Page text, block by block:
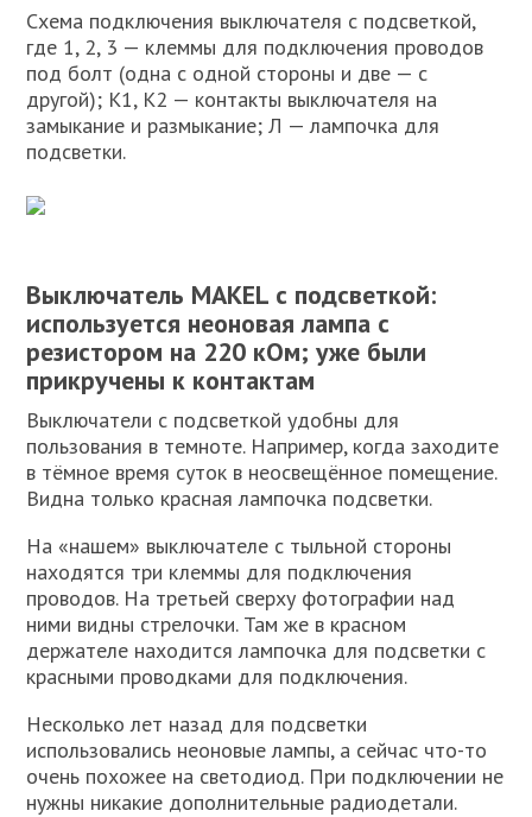
Схема подключения выключателя с подсветкой,
где 1, 2, 3 — клеммы для подключения проводов
под болт (одна с одной стороны и две — с
другой); К1, К2 — контакты выключателя на
замыкание и размыкание; Л — лампочка для
подсветки.
Выключатель MAKEL с подсветкой:
используется неоновая лампа с
резистором на 220 кОм; уже были
прикручены к контактам
Выключатели с подсветкой удобны для
пользования в темноте. Например, когда заходите
в тёмное время суток в неосвещённое помещение.
Видна только красная лампочка подсветки.
На «нашем» выключателе с тыльной стороны
находятся три клеммы для подключения
проводов. На третьей сверху фотографии над
ними видны стрелочки. Там же в красном
держателе находится лампочка для подсветки с
красными проводками для подключения.
Несколько лет назад для подсветки
использовались неоновые лампы, а сейчас что-то
очень похожее на светодиод. При подключении не
нужны никакие дополнительные радиодетали.